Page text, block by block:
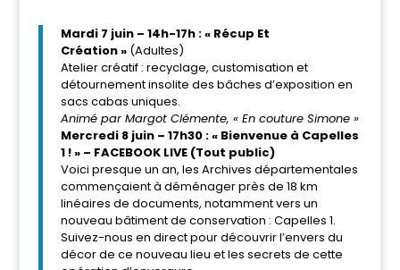
Mardi 7 juin – 14h-17h : « Récup Et
Création » (Adultes)
Atelier créatif : recyclage, customisation et
détournement insolite des bâches d’exposition en
sacs cabas uniques.
Animé par Margot Clémente, « En couture Simone »
Mercredi 8 juin – 17h30 : « Bienvenue à Capelles
1 ! » – FACEBOOK LIVE (Tout public)
Voici presque un an, les Archives départementales
commençaient à déménager près de 18 km
linéaires de documents, notamment vers un
nouveau bâtiment de conservation : Capelles 1.
Suivez-nous en direct pour découvrir l’envers du
décor de ce nouveau lieu et les secrets de cette